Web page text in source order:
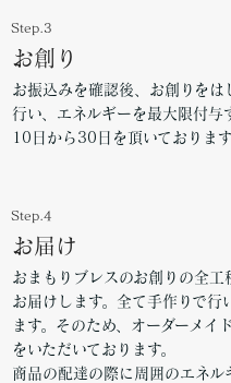
Step.3
お創り
お振込みを確認後、お創りをは
行い、エネルギーを最大限付与
10日から30日を頂いております
Step.4
お届け
おまもりブレスのお創りの全
お届けします。全て手作りで行
ます。そのため、オーダーメ
をいただいております。
商品の配達の際に周囲のエネ